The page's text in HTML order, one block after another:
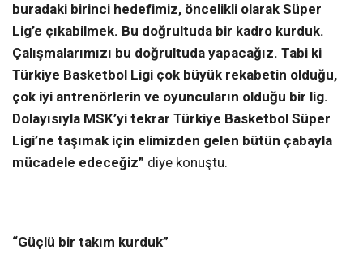
buradaki birinci hedefimiz, öncelikli olarak Süper
Lig’e çıkabilmek. Bu doğrultuda bir kadro kurduk.
Çalışmalarımızı bu doğrultuda yapacağız. Tabi ki
Türkiye Basketbol Ligi çok büyük rekabetin olduğu,
çok iyi antrenörlerin ve oyuncuların olduğu bir lig.
Dolayısıyla MSK’yi tekrar Türkiye Basketbol Süper
Ligi’ne taşımak için elimizden gelen bütün çabayla
mücadele edeceğiz” diye konuştu.
“Güçlü bir takım kurduk”